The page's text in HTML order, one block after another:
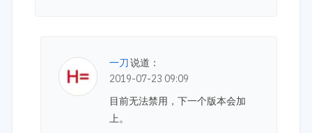
一刀说道：
2019-07-23 09:09
目前无法禁用，下一个版本会加
上。